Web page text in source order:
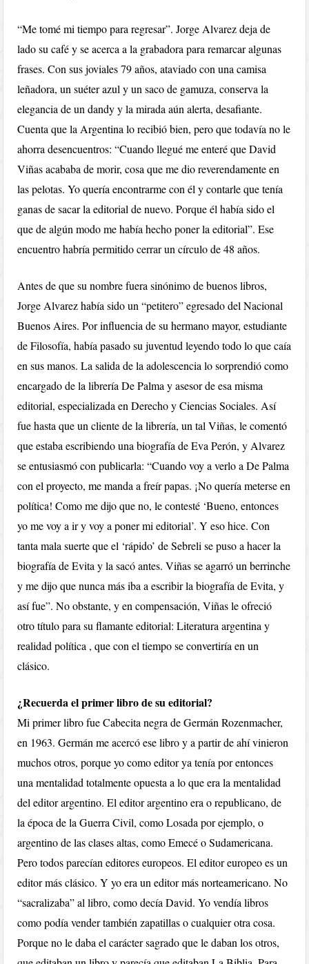
“Me tomé mi tiempo para regresar”. Jorge Alvarez deja de
lado su café y se acerca a la grabadora para remarcar algunas
frases. Con sus joviales 79 años, ataviado con una camisa
leñadora, un suéter azul y un saco de gamuza, conserva la
elegancia de un dandy y la mirada aún alerta, desafiante.
Cuenta que la Argentina lo recibió bien, pero que todavía no le
ahorra desencuentros: “Cuando llegué me enteré que David
Viñas acababa de morir, cosa que me dio reverendamente en
las pelotas. Yo quería encontrarme con él y contarle que tenía
ganas de sacar la editorial de nuevo. Porque él había sido el
que de algún modo me había hecho poner la editorial”. Ese
encuentro habría permitido cerrar un círculo de 48 años.
Antes de que su nombre fuera sinónimo de buenos libros,
Jorge Alvarez había sido un “petitero” egresado del Nacional
Buenos Aires. Por influencia de su hermano mayor, estudiante
de Filosofía, había pasado su juventud leyendo todo lo que caía
en sus manos. La salida de la adolescencia lo sorprendió como
encargado de la librería De Palma y asesor de esa misma
editorial, especializada en Derecho y Ciencias Sociales. Así
fue hasta que un cliente de la librería, un tal Viñas, le comentó
que estaba escribiendo una biografía de Eva Perón, y Alvarez
se entusiasmó con publicarla: “Cuando voy a verlo a De Palma
con el proyecto, me manda a freír papas. ¡No quería meterse en
política! Como me dijo que no, le contesté ‘Bueno, entonces
yo me voy a ir y voy a poner mi editorial’. Y eso hice. Con
tanta mala suerte que el ‘rápido’ de Sebreli se puso a hacer la
biografía de Evita y la sacó antes. Viñas se agarró un berrinche
y me dijo que nunca más iba a escribir la biografía de Evita, y
así fue”. No obstante, y en compensación, Viñas le ofreció
otro título para su flamante editorial: Literatura argentina y
realidad política , que con el tiempo se convertiría en un
clásico.
¿Recuerda el primer libro de su editorial?
Mi primer libro fue Cabecita negra de Germán Rozenmacher,
en 1963. Germán me acercó ese libro y a partir de ahí vinieron
muchos otros, porque yo como editor ya tenía por entonces
una mentalidad totalmente opuesta a lo que era la mentalidad
del editor argentino. El editor argentino era o republicano, de
la época de la Guerra Civil, como Losada por ejemplo, o
argentino de las clases altas, como Emecé o Sudamericana.
Pero todos parecían editores europeos. El editor europeo es un
editor más clásico. Y yo era un editor más norteamericano. No
“sacralizaba” al libro, como decía David. Yo vendía libros
como podía vender también zapatillas o cualquier otra cosa.
Porque no le daba el carácter sagrado que le daban los otros,